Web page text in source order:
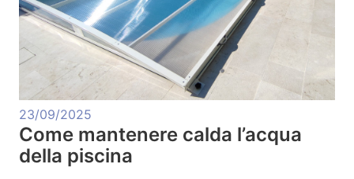
23/09/2025
Come mantenere calda l’acqua
della piscina